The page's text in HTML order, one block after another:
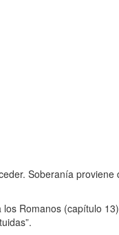
Soberanía proviene
Romanos (capítulo